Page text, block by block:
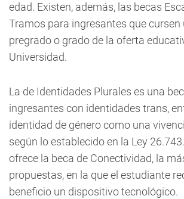
edad. Existen, además, las becas
Tramos para ingresantes que cursen
pregrado o grado de la oferta
Universidad.
La de Identidades Plurales es una
ingresantes con identidades trans,
identidad de género como una
según lo establecido en la Ley
ofrece la beca de Conectividad, la
propuestas, en la que el estudiante
beneficio un dispositivo tecnológico.